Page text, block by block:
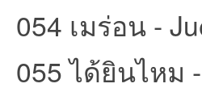
054 เมร่อน -
055 ได้ยินไหม